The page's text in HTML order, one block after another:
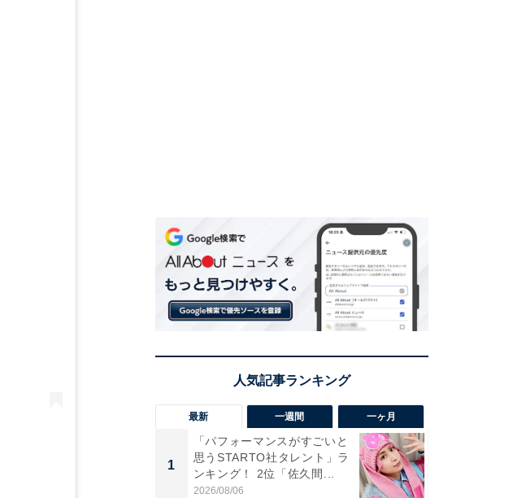
最新 一週間 一ヶ月
1
「パフォーマンスがすごいと
思うSTARTO社タレント」ラ
ンキング！ 2位「佐久間...
2026/08/06